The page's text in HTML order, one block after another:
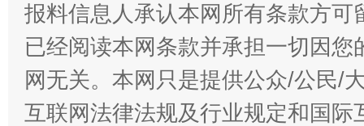
报料信息人承认本网所有条款方
已经阅读本网条款并承担一切因
网无关。本网只是提供公众/公民/
互联网法律法规及行业规定和国